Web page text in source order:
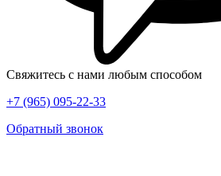
Свяжитесь с нами любым способом
+7 (965) 095-22-33
Обратный звонок